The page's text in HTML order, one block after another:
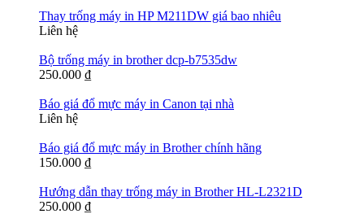
Thay trống máy in HP M211DW giá bao nhiêu
Liên hệ
Bộ trống máy in brother dcp-b7535dw
250.000 ₫
Báo giá đổ mực máy in Canon tại nhà
Liên hệ
Báo giá đổ mực máy in Brother chính hãng
150.000 ₫
Hướng dẫn thay trống máy in Brother HL-L2321D
250.000 ₫